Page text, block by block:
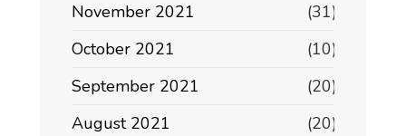
November 2021
(31)
October 2021
(10)
September 2021
(20)
August 2021
(20)